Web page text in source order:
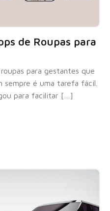
de Roupas para
para gestantes que
sempre é uma tarefa fácil.
para facilitar […]